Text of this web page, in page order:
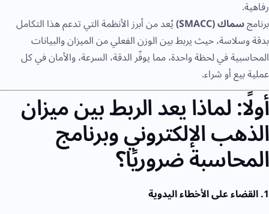
رفاهية.
برنامجسماك (SMACC)
يُعد من أبرز الأنظمة التي تدعم هذا التكامل
بدقة وسلاسة، حيث يربط بين الوزن الفعلي من الميزان والبيانات
المحاسبية في لحظة واحدة، مما يوفّر الدقة، السرعة، والأمان في كل
عملية بيع أو شراء.
أولًا: لماذا يعد الربط بين ميزان
الذهب الإلكتروني وبرنامج
المحاسبة ضروريًا؟
1. القضاء على الأخطاء اليدوية